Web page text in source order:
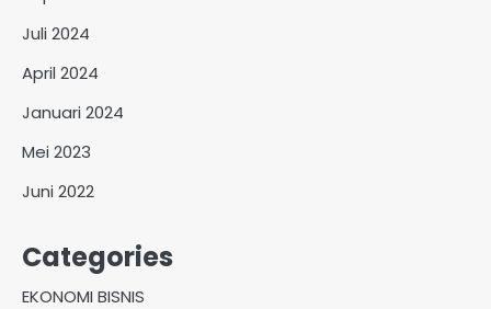
Juli 2024
April 2024
Januari 2024
Mei 2023
Juni 2022
Categories
EKONOMI BISNIS